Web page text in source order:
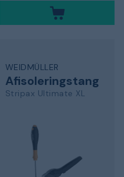
WEIDMÜLLER
Afisoleringstang
Stripax Ultimate XL